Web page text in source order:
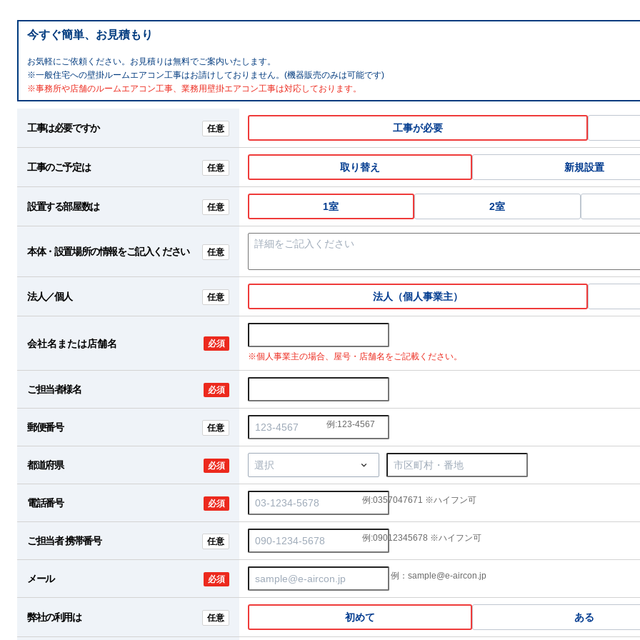
今すぐ簡単、お見積もり
お気軽にご依頼ください。お見積りは無料でご案内いたします。
※一般住宅への壁掛ルームエアコン工事はお請けしておりません。(機器販売のみは可能です)
※事務所や店舗のルームエアコン工事、業務用壁掛エアコン工事は対応しております。
工事は必要ですか 任意 工事が必要
工事のご予定は 任意 取り替え 新規設置
設置する部屋数は 任意 1室 2室
本体・設置場所の情報をご記入ください 任意
法人／個人 任意 法人（個人事業主）
会社名または店舗名
必須
※個人事業主の場合、屋号・店舗名をご記載ください。
ご担当者様名 必須
郵便番号 任意 例:123-4567
都道府県 必須
電話番号 必須 例:0357047671 ※ハイフン可
ご担当者 携帯番号 任意 例:09012345678 ※ハイフン可
メール 必須 例：sample@e-aircon.jp
弊社の利用は 任意 初めて ある